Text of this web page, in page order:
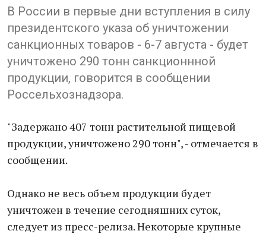
В России в первые дни вступления в силу
президентского указа об уничтожении
санкционных товаров - 6-7 августа - будет
уничтожено 290 тонн санкционнной
продукции, говорится в сообщении
Россельхознадзора.
"Задержано 407 тонн растительной пищевой
продукции, уничтожено 290 тонн", - отмечается в
сообщении.
Однако не весь объем продукции будет
уничтожен в течение сегодняшних суток,
следует из пресс-релиза. Некоторые крупные